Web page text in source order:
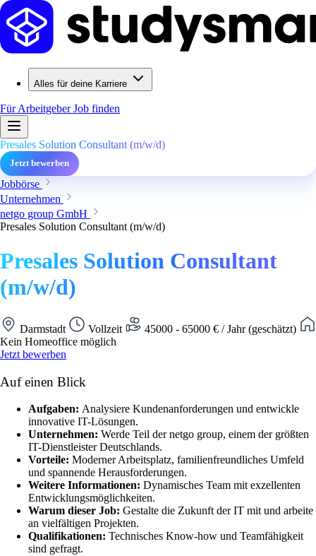
Alles für deine Karriere
Für ArbeitgeberJob finden
Presales Solution Consultant (m/w/d)
Jetzt bewerben
Jobbörse
Unternehmen
netgo group GmbH
Presales Solution Consultant (m/w/d)
Presales Solution Consultant
(m/w/d)
Darmstadt Vollzeit
45000 - 65000 € / Jahr (geschätzt)
Kein Homeoffice möglich
Jetzt bewerben
Auf einen Blick
Aufgaben: Analysiere Kundenanforderungen und entwickle
innovative IT-Lösungen.
Unternehmen: Werde Teil der netgo group, einem der größten
IT-Dienstleister Deutschlands.
Vorteile: Moderner Arbeitsplatz, familienfreundliches Umfeld
und spannende Herausforderungen.
Weitere Informationen: Dynamisches Team mit exzellenten
Entwicklungsmöglichkeiten.
Warum dieser Job: Gestalte die Zukunft der IT mit und arbeite
an vielfältigen Projekten.
Qualifikationen: Technisches Know-how und Teamfähigkeit
sind gefragt.